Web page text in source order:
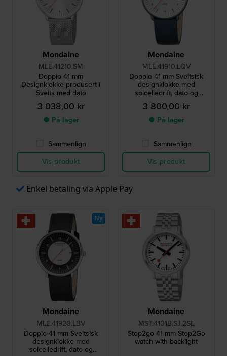
Mondaine
MLE.41210.SM
Doppio 41 mm
Designklokke produsert i
Sveits med dato
3 038,00 kr
● På lager
Sammenlign
Vis produkt
Mondaine
MLE.41910.LQV
Doppio 41 mm Sveitsisk
designklokke med
solcelledrift, dato og
vegansk rem
3 800,00 kr
● På lager
Sammenlign
Vis produkt
Enkel betaling via Apple Pay
Mondaine
MLE.41920.LBV
Doppio 41 mm Sveitsisk
designklokke med
solcelledrift, dato og
Ny
Mondaine
MST.4101B.SJ.2SE
Stop2go 41 mm Stop2Go
watch with backlight